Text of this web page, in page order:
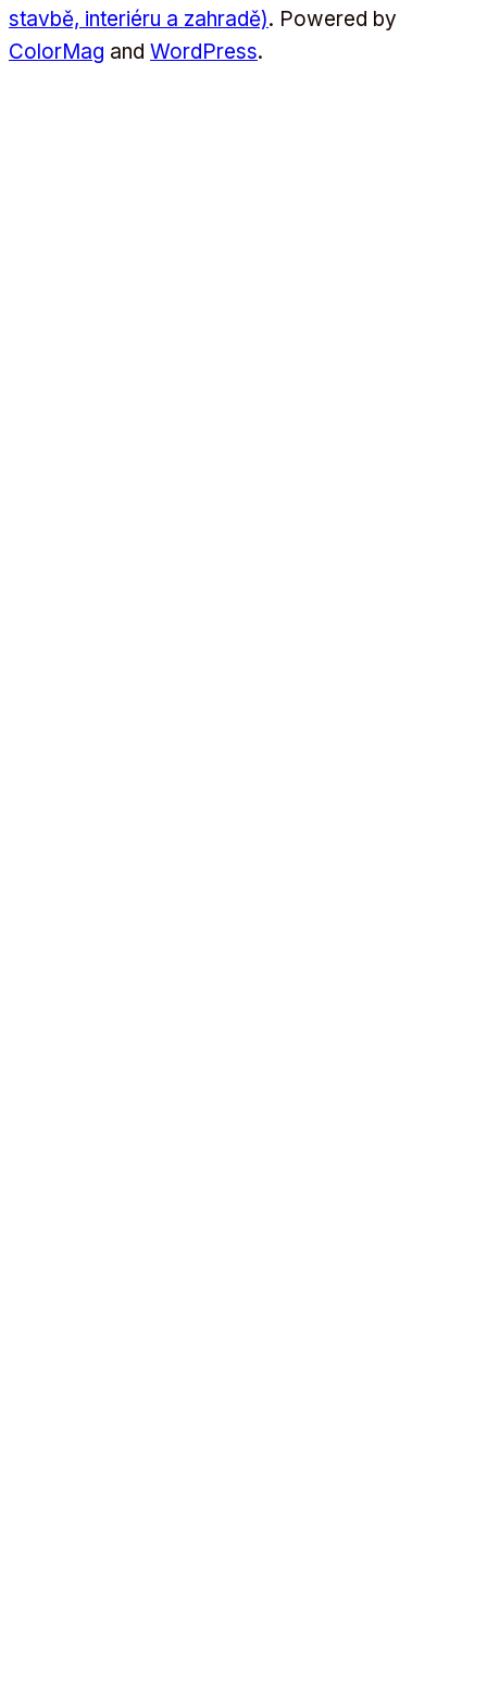
stavbě, interiéru a zahradě). Powered by
ColorMag and WordPress.